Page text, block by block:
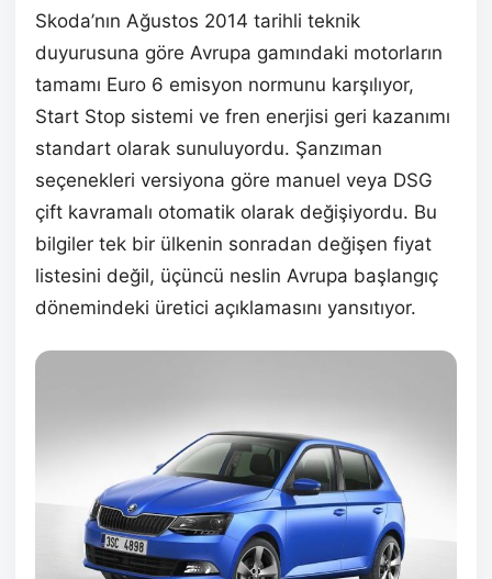
Skoda’nın Ağustos 2014 tarihli teknik
duyurusuna göre Avrupa gamındaki motorların
tamamı Euro 6 emisyon normunu karşılıyor,
Start Stop sistemi ve fren enerjisi geri kazanımı
standart olarak sunuluyordu. Şanzıman
seçenekleri versiyona göre manuel veya DSG
çift kavramalı otomatik olarak değişiyordu. Bu
bilgiler tek bir ülkenin sonradan değişen fiyat
listesini değil, üçüncü neslin Avrupa başlangıç
dönemindeki üretici açıklamasını yansıtıyor.